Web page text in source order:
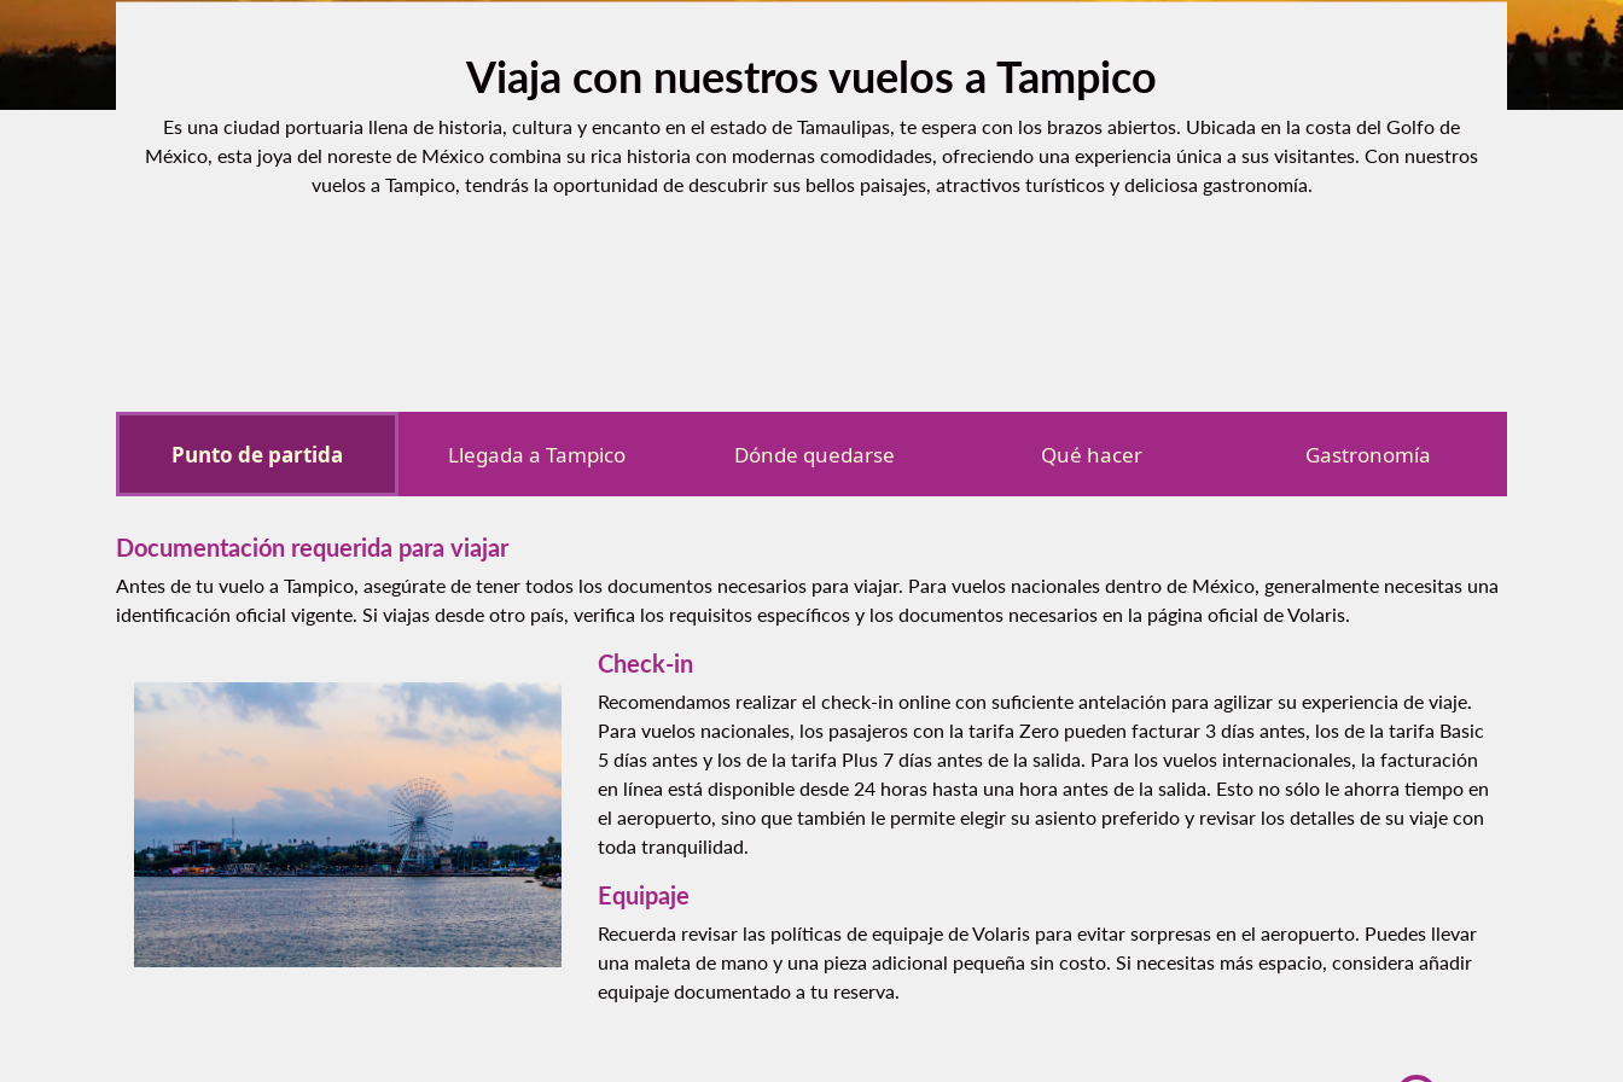
Viaja con nuestros vuelos a Tampico
Es una ciudad portuaria llena de historia, cultura y encanto en el estado de Tamaulipas, te espera con los brazos abiertos. Ubicada en la costa del Golfo de
México, esta joya del noreste de México combina su rica historia con modernas comodidades, ofreciendo una experiencia única a sus visitantes. Con nuestros
vuelos a Tampico, tendrás la oportunidad de descubrir sus bellos paisajes, atractivos turísticos y deliciosa gastronomía.
Punto de partida Llegada a Tampico Dónde quedarse Qué hacer Gastronomía
Documentación requerida para viajar
Antes de tu vuelo a Tampico, asegúrate de tener todos los documentos necesarios para viajar. Para vuelos nacionales dentro de México, generalmente necesitas una
identificación oficial vigente. Si viajas desde otro país, verifica los requisitos específicos y los documentos necesarios en la página oficial de Volaris.
Check-in
Recomendamos realizar el check-in online con suficiente antelación para agilizar su experiencia de viaje.
Para vuelos nacionales, los pasajeros con la tarifa Zero pueden facturar 3 días antes, los de la tarifa Basic
5 días antes y los de la tarifa Plus 7 días antes de la salida. Para los vuelos internacionales, la facturación
en línea está disponible desde 24 horas hasta una hora antes de la salida. Esto no sólo le ahorra tiempo en
el aeropuerto, sino que también le permite elegir su asiento preferido y revisar los detalles de su viaje con
toda tranquilidad.
Equipaje
Recuerda revisar las políticas de equipaje de Volaris para evitar sorpresas en el aeropuerto. Puedes llevar
una maleta de mano y una pieza adicional pequeña sin costo. Si necesitas más espacio, considera añadir
equipaje documentado a tu reserva.